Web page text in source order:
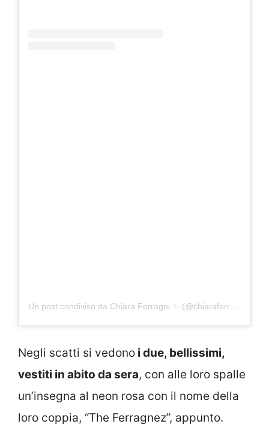
Un post condiviso da Chiara Ferragni ✨ (@chiaraferragni)
Negli scatti si vedono i due, bellissimi,
vestiti in abito da sera, con alle loro spalle
un’insegna al neon rosa con il nome della
loro coppia, “The Ferragnez”, appunto.